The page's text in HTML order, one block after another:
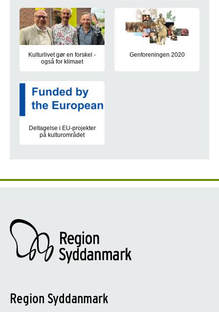
Kulturlivet gør en forskel -
også for klimaet
Genforeningen 2020
Deltagelse i EU-projekter
på kulturområdet
Region Syddanmark